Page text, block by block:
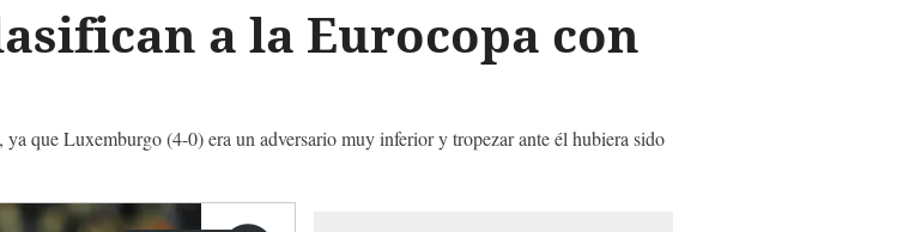
a la Eurocopa con
que Luxemburgo (4-0) era un adversario muy inferior y tropezar ante él hubiera sido